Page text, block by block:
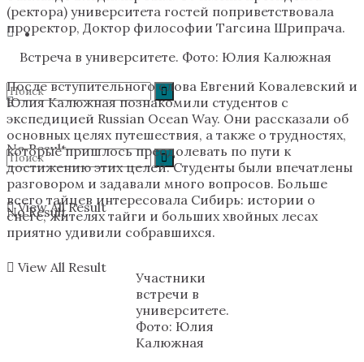
No Result
View All Result
No Result
View All Result
(ректора) университета гостей поприветствовала
проректор, Доктор философии Тагсина Шрипрача.
Встреча в университете. Фото: Юлия Калюжная
После вступительного слова Евгений Ковалевский и
Юлия Калюжная познакомили студентов с
экспедицией Russian Ocean Way. Они рассказали об
основных целях путешествия, а также о трудностях,
которые пришлось преодолевать по пути к
достижению этих целей. Студенты были впечатлены
разговором и задавали много вопросов. Больше
всего тайцев интересовала Сибирь: истории о
снеге, жителях тайги и больших хвойных лесах
приятно удивили собравшихся.
Участники
встречи в
университете.
Фото: Юлия
Калюжная